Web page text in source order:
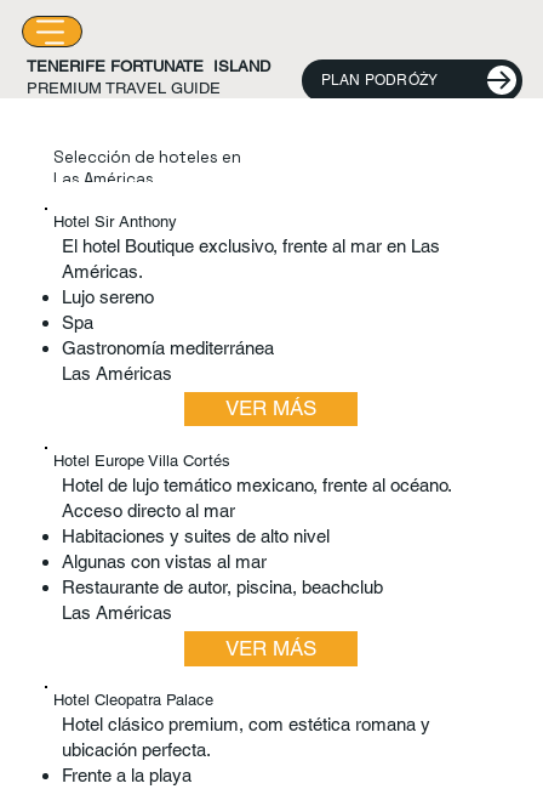
PLAN PODRÓŻY
TENERIFE FORTUNATE ISLAND
PREMIUM TRAVEL GUIDE
Selección de hoteles en
Las Américas
Hotel Sir Anthony
El hotel Boutique exclusivo, frente al mar en Las
Américas.
Lujo sereno
Spa
Gastronomía mediterránea
Las Américas
VER MÁS
Hotel Europe Villa Cortés
Hotel de lujo temático mexicano, frente al océano.
Acceso directo al mar
Habitaciones y suites de alto nivel
Algunas con vistas al mar
Restaurante de autor, piscina, beachclub
Las Américas
VER MÁS
Hotel Cleopatra Palace
Hotel clásico premium, com estética romana y
ubicación perfecta.
Frente a la playa